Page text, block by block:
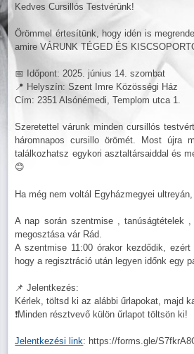
Kedves Cursillós Testvérünk!
Örömmel értesítünk, hogy idén is
amire VÁRUNK TÉGED ÉS
📅 Időpont: 2025. június 14. szombat
📍 Helyszín: Szent Imre Közösségi Ház
Cím: 2351 Alsónémedi, Templom utca 1.
Szeretettel várunk minden cursillós
háromnapos cursillo örömét. Most újra
találkozhatsz egykori asztaltársaiddal és
😊
Ha még nem voltál Egyházmegyei
A nap során szentmise , tanúságtételek
megosztása vár Rád.
A szentmise 11:00 órakor kezdődik,
hogy a regisztráció után legyen időnk egy
📌 Jelentkezés:
Kérlek, töltsd ki az alábbi űrlapokat, majd
❗️Minden résztvevő külön űrlapot töltsön ki!
Jelentkezési link: https://forms.gle/